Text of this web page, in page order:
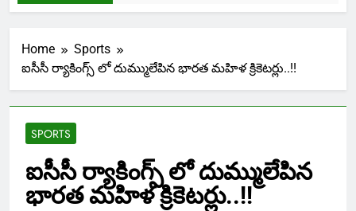
Home
Sports
ఐసీసీ ర్యాకింగ్స్ లో దుమ్ములేపిన భారత మహిళ క్రికెటర్లు..!!
SPORTS
ఐసీసీ ర్యాకింగ్స్ లో దుమ్ములేపిన
భారత మహిళ క్రికెటర్లు..!!